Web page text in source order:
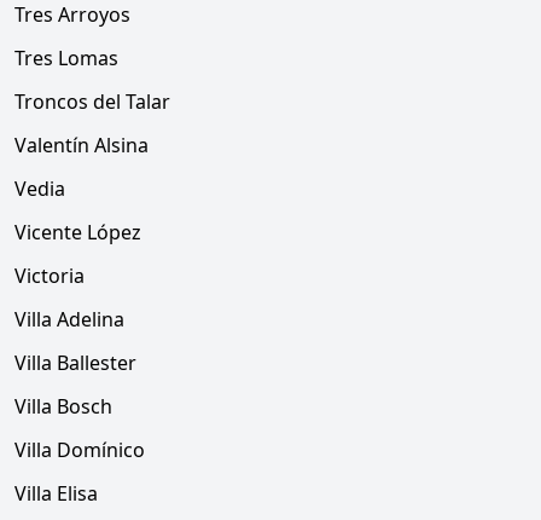
Tres Arroyos
Tres Lomas
Troncos del Talar
Valentín Alsina
Vedia
Vicente López
Victoria
Villa Adelina
Villa Ballester
Villa Bosch
Villa Domínico
Villa Elisa